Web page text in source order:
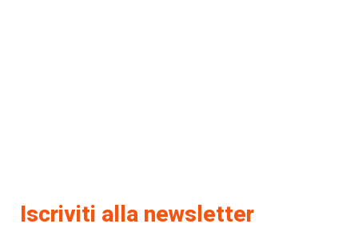
Iscriviti alla newsletter